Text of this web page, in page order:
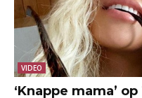
VIDEO
‘Knappe mama’